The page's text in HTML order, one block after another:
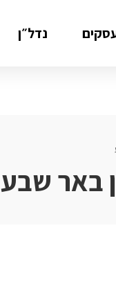
נדל״ן
באר שבע